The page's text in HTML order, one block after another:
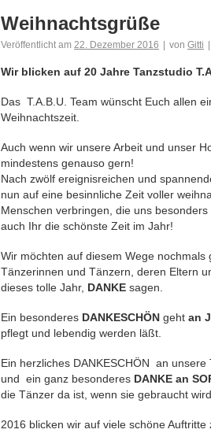
Weihnachtsgrüße
Veröffentlicht am 22. Dezember 2016 von Gitti
Wir blicken auf 20 Jahre Tanzstudio
Das T.A.B.U. Team wünscht Euch allen
Weihnachtszeit.
Auch wenn wir unsere Arbeit und unser
mindestens genauso gern!
Nach zwölf ereignisreichen und
nun auf eine besinnliche Zeit voller
Menschen verbringen, die uns
auch Ihr die schönste Zeit im Jahr!
Wir möchten auf diesem Wege nochmals
Tänzerinnen und Tänzern, deren Eltern
dieses tolle Jahr, DANKE sagen.
Ein besonderes DANKESCHÖN geht an
pflegt und lebendig werden läßt.
Ein herzliches DANKESCHÖN an
und ein ganz besonderes DANKE an
die Tänzer da ist, wenn sie gebraucht wird.
2016 blicken wir auf viele schöne